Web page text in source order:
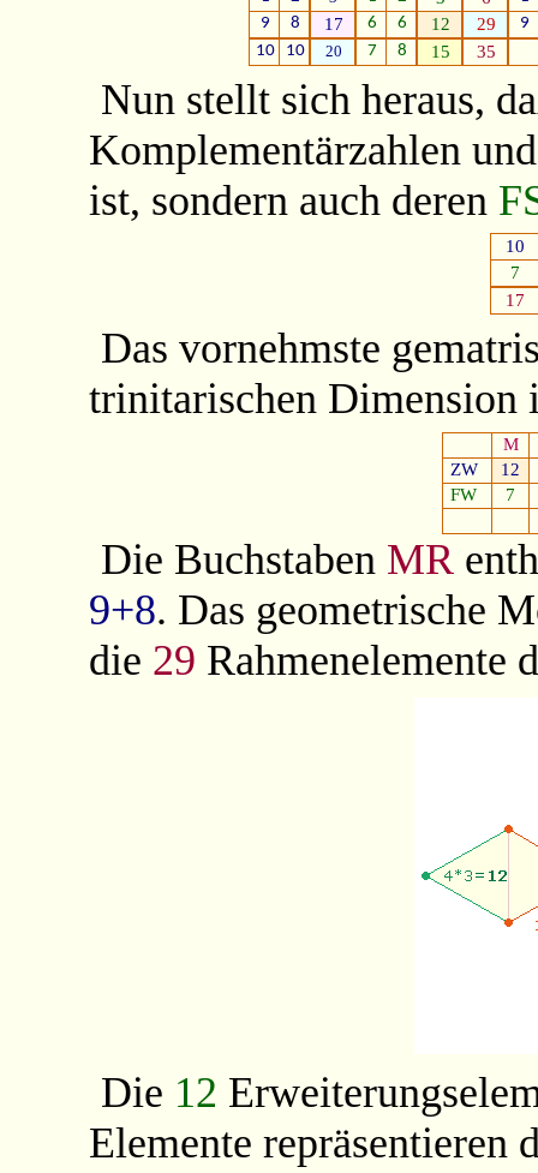
9
8 17 6 6 12 29
9
10
10 20 7 8 15 35
Nun stellt sich heraus,
Komplementärzahlen
ist, sondern auch deren
10
7
17
Das vornehmste
trinitarischen Dimension
M
ZW
12
FW
7
Die Buchstaben MR
9+8. Das geometrische
die 29 Rahmenelemente
Die 12
Elemente